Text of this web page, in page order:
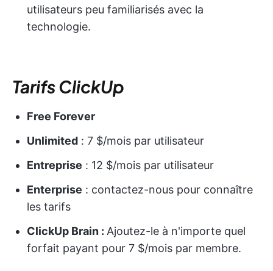
utilisateurs peu familiarisés avec la
technologie.
Tarifs ClickUp
Free Forever
Unlimited : 7 $/mois par utilisateur
Entreprise : 12 $/mois par utilisateur
Enterprise : contactez-nous pour connaître
les tarifs
ClickUp Brain : Ajoutez-le à n'importe quel
forfait payant pour 7 $/mois par membre.